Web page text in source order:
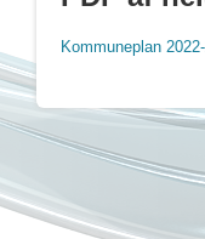
Kommuneplan